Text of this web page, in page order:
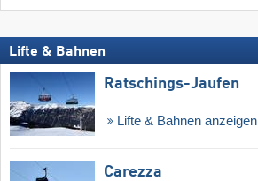
Lifte & Bahnen
Ratschings-Jaufen
Lifte & Bahnen anzeigen
Carezza